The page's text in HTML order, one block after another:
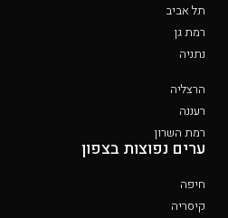
תל אביב
רמת גן
נתניה
הרצליה
רעננה
רמת השרון
ערים נפוצות בצפון
חיפה
קיסריה